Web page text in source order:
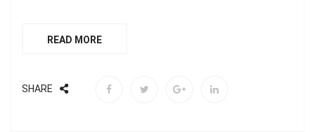
READ MORE
SHARE